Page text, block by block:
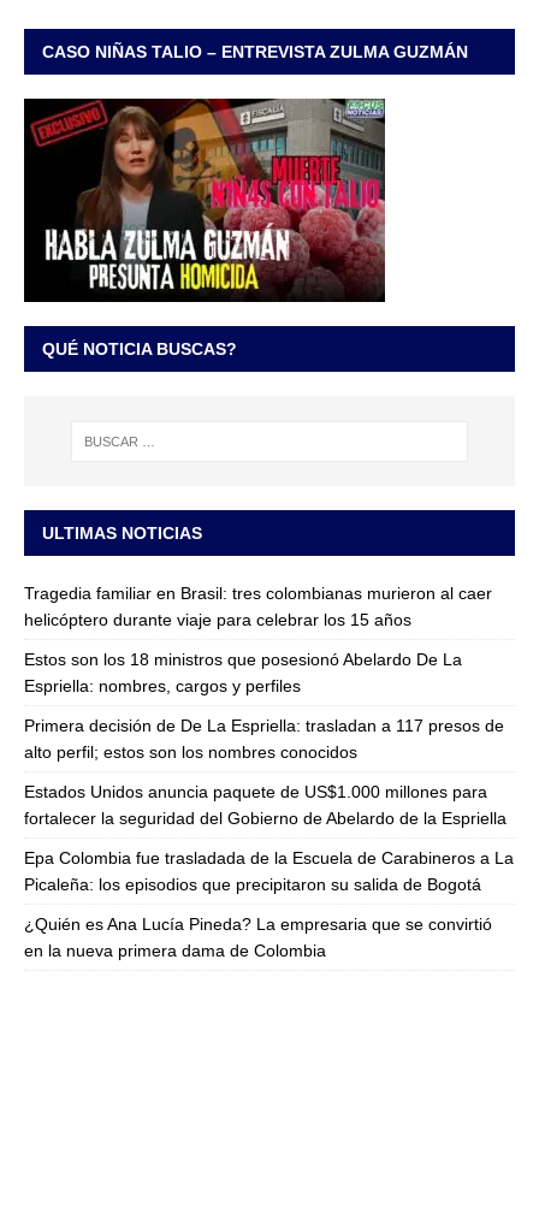
CASO NIÑAS TALIO – ENTREVISTA ZULMA GUZMÁN
QUÉ NOTICIA BUSCAS?
ULTIMAS NOTICIAS
Tragedia familiar en Brasil: tres colombianas murieron al caer
helicóptero durante viaje para celebrar los 15 años
Estos son los 18 ministros que posesionó Abelardo De La
Espriella: nombres, cargos y perfiles
Primera decisión de De La Espriella: trasladan a 117 presos de
alto perfil; estos son los nombres conocidos
Estados Unidos anuncia paquete de US$1.000 millones para
fortalecer la seguridad del Gobierno de Abelardo de la Espriella
Epa Colombia fue trasladada de la Escuela de Carabineros a La
Picaleña: los episodios que precipitaron su salida de Bogotá
¿Quién es Ana Lucía Pineda? La empresaria que se convirtió
en la nueva primera dama de Colombia